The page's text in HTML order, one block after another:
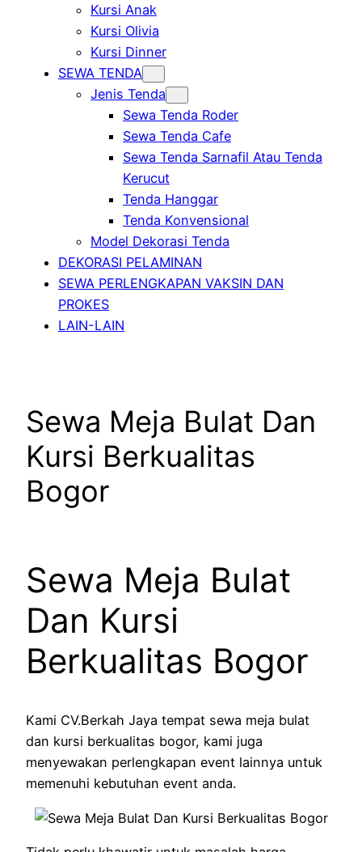
Kursi Anak
Kursi Olivia
Kursi Dinner
SEWA TENDA
Jenis Tenda
Sewa Tenda Roder
Sewa Tenda Cafe
Sewa Tenda Sarnafil Atau Tenda
Kerucut
Tenda Hanggar
Tenda Konvensional
Model Dekorasi Tenda
DEKORASI PELAMINAN
SEWA PERLENGKAPAN VAKSIN DAN
PROKES
LAIN-LAIN
Sewa Meja Bulat Dan
Kursi Berkualitas
Bogor
Sewa Meja Bulat
Dan Kursi
Berkualitas Bogor
Kami CV.Berkah Jaya tempat sewa meja bulat
dan kursi berkualitas bogor, kami juga
menyewakan perlengkapan event lainnya untuk
memenuhi kebutuhan event anda.